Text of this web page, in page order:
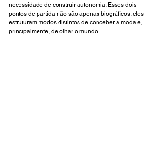
necessidade de construir autonomia. Esses dois
pontos de partida não são apenas biográficos. eles
estruturam modos distintos de conceber a moda e,
principalmente, de olhar o mundo.